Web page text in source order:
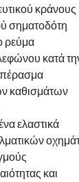
κράνους
σηματοδότη
ρεύμα
κατά
καθισμάτων
ελαστικά
και